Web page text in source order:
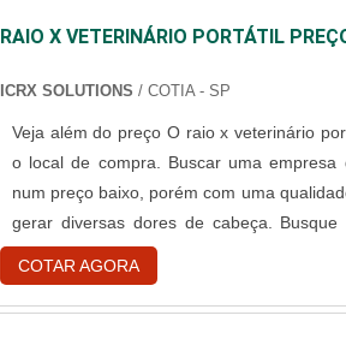
RAIO X VETERINÁRIO PORTÁTIL
ICRX SOLUTIONS / COTIA - SP
Veja além do preço O raio x veterinário portátil preço pode variar de acordo com
o local de compra. Buscar uma
num preço baixo, porém com uma
gerar diversas dores de cabeça.
acessível e qualidade garantida, pois o
rotina da medicina veterinária. Esse
COTAR AGORA